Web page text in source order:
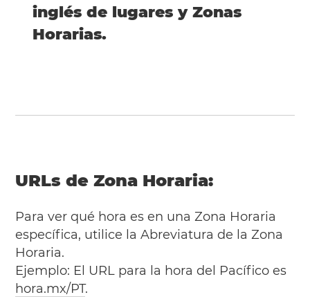
inglés de lugares y Zonas
Horarias.
URLs de Zona Horaria:
Para ver qué hora es en una Zona Horaria
específica, utilice la Abreviatura de la Zona
Horaria.
Ejemplo: El URL para la hora del Pacífico es
hora.mx/PT.